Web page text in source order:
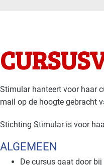
Stimular hanteert voor haar
mail op de hoogte gebracht
Stichting Stimular is voor
ALGEMEEN
De cursus gaat door